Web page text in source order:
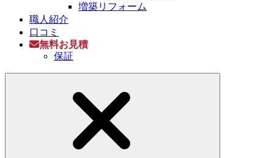
増築リフォーム
職人紹介
口コミ
無料お見積
保証